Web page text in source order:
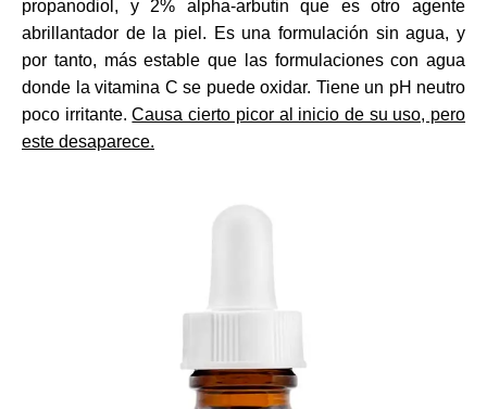
propanodiol, y 2% alpha-arbutin que es otro agente
abrillantador de la piel. Es una formulación sin agua, y
por tanto, más estable que las formulaciones con agua
donde la vitamina C se puede oxidar. Tiene un pH neutro
poco irritante.Causa cierto picor al inicio de su uso, pero
este desaparece.